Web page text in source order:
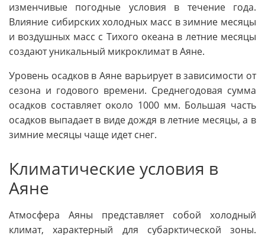
изменчивые погодные условия в течение года.
Влияние сибирских холодных масс в зимние месяцы
и воздушных масс с Тихого океана в летние месяцы
создают уникальный микроклимат в Аяне.
Уровень осадков в Аяне варьирует в зависимости от
сезона и годового времени. Среднегодовая сумма
осадков составляет около 1000 мм. Большая часть
осадков выпадает в виде дождя в летние месяцы, а в
зимние месяцы чаще идет снег.
Климатические условия в
Аяне
Атмосфера Аяны представляет собой холодный
климат, характерный для субарктической зоны.